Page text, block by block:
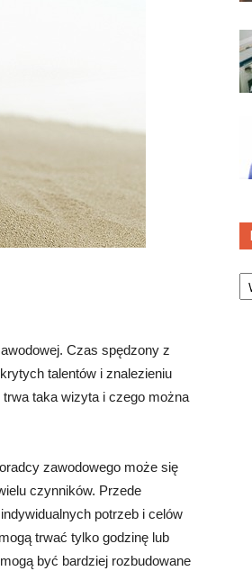
Czas spędzony z
talentów i znalezieniu
trwa taka wizyta i czego można
zawodowego może się
czynników. Przede
potrzeb i celów
trwać tylko godzinę lub
być bardziej rozbudowane